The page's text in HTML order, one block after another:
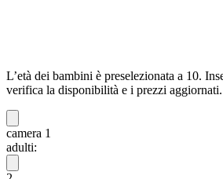
L’età dei bambini è preselezionata a 10.
verifica la disponibilità e i prezzi aggiornati.
camera 1
adulti: